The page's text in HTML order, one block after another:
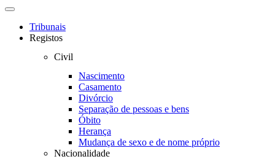
Toggle
navigationTribunais
Registos
Civil
Nascimento
Casamento
Divórcio
Separação de pessoas e bens
Óbito
Herança
Mudança de sexo e de nome próprio
Nacionalidade